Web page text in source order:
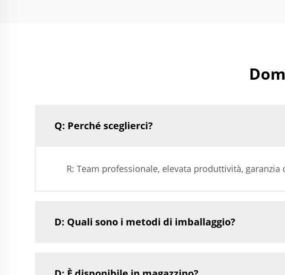
Q: Perché sceglierci?
R: Team professionale, elevata produttività,
D: Quali sono i metodi di imballaggio?